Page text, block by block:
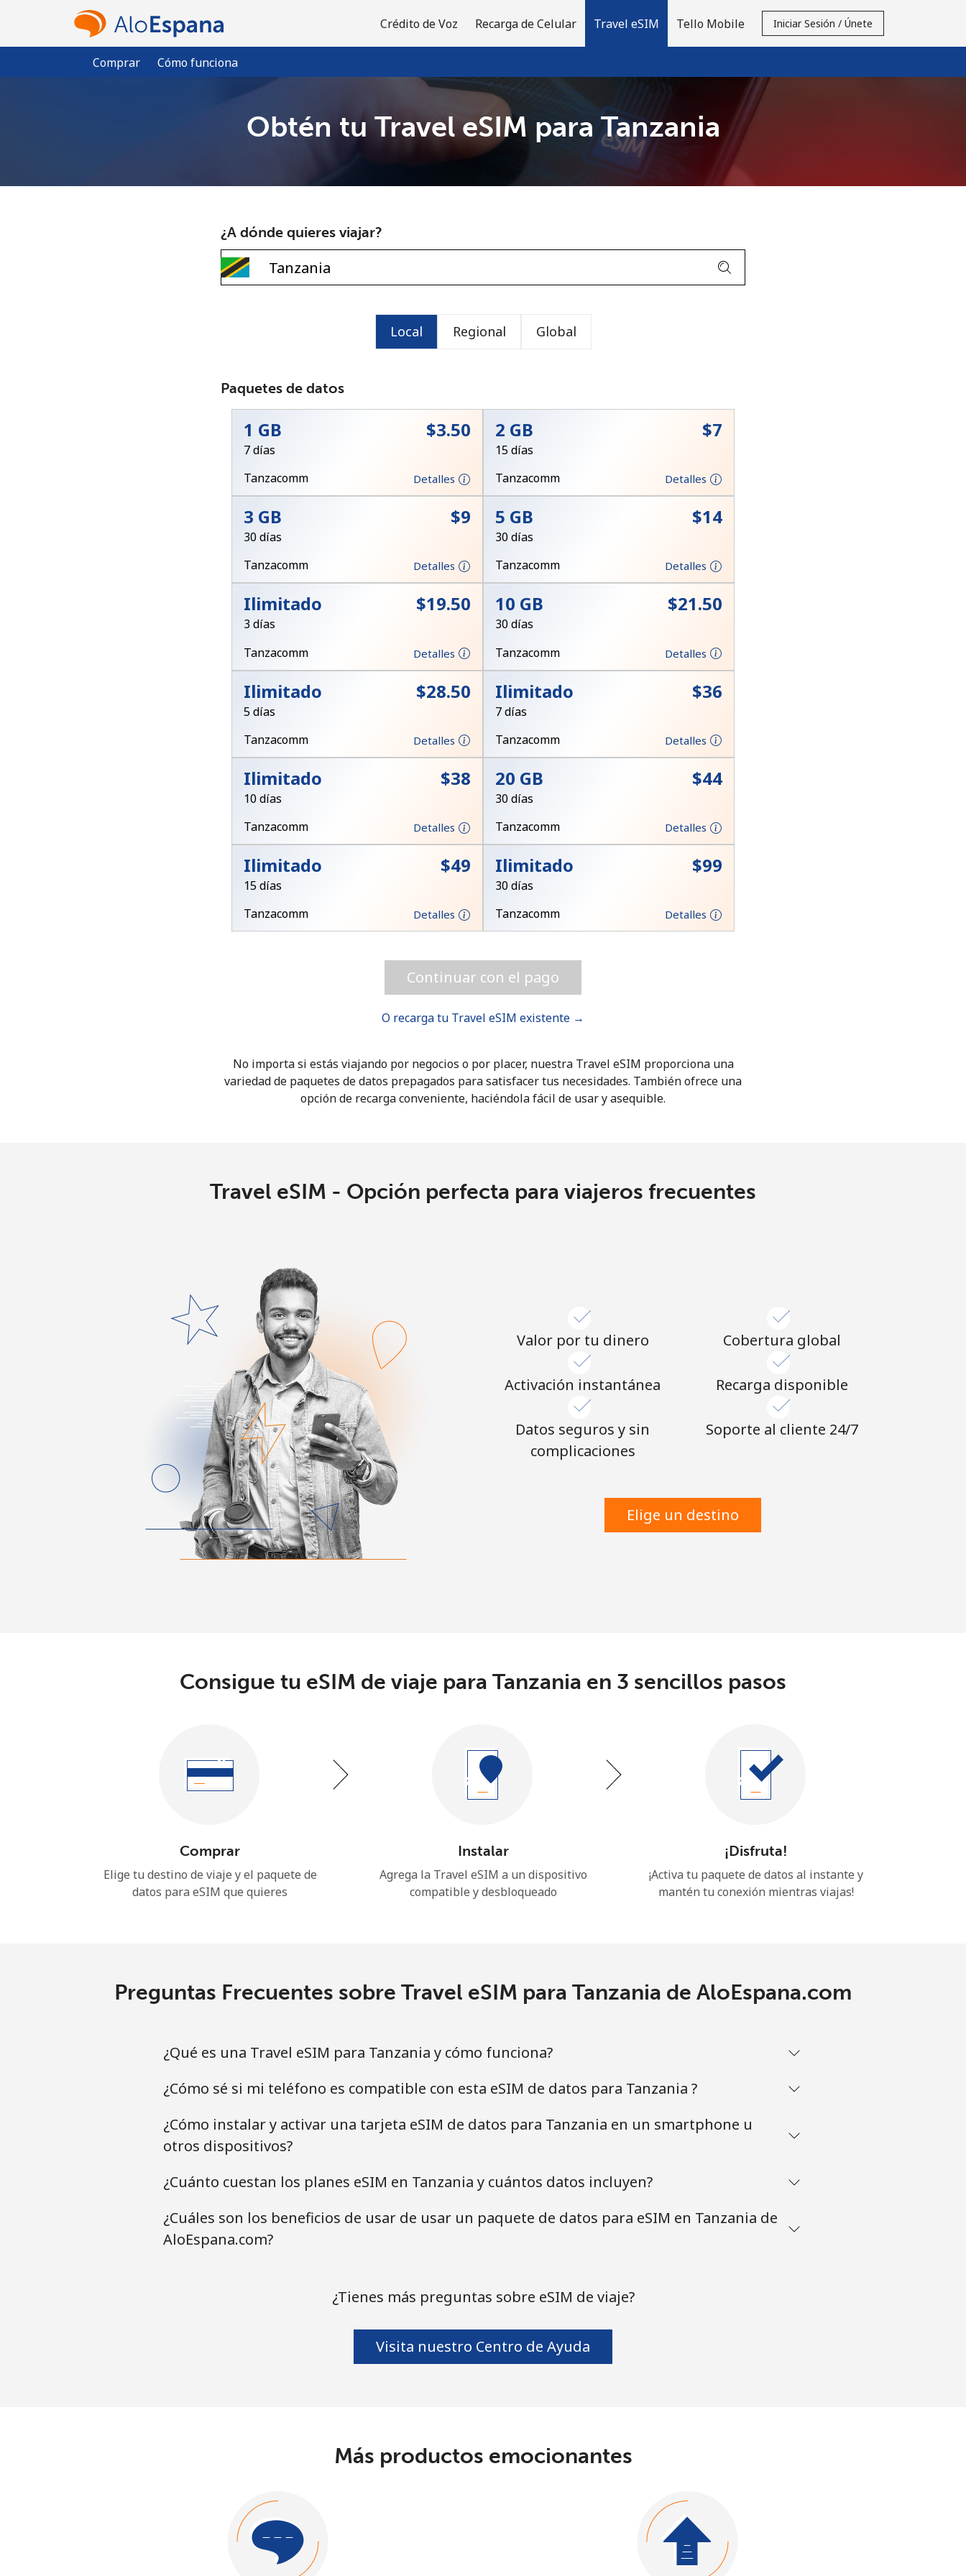
Crédito de Voz Recarga de Celular Travel eSIM
Comprar Cómo funciona
Tello Mobile Iniciar Sesión / Únete
¡Bienvenido!
Inicia sesión →
o
No se ha creado una contraseña
Mínimo 8 caracteres
Una letra mayúscula y una minúscula
Mantente en contacto para recibir nuestras mejores
Al abrir una cuenta en este sitio web, estoy de
¡Hola!
¿Olvidaste tu contraseña? →
Obtén tu Travel eSIM para Tanzania
¿A dónde quieres viajar?
Local Regional Global
Paquetes de datos
1 GB ⁦$3.50⁩
7 días
Tanzacomm
Detalles
2 GB ⁦$7⁩
15 días
Tanzacomm
Detalles
3 GB ⁦$9⁩
30 días
Tanzacomm
Detalles
5 GB ⁦$14⁩
30 días
Tanzacomm
Detalles
Ilimitado ⁦$19.50⁩
3 días
Tanzacomm
Detalles
10 GB ⁦$21.50⁩
30 días
Tanzacomm
Detalles
Ilimitado ⁦$28.50⁩
5 días
Tanzacomm
Detalles
Ilimitado ⁦$36⁩
7 días
Tanzacomm
Detalles
Ilimitado ⁦$38⁩
10 días
Tanzacomm
Detalles
20 GB ⁦$44⁩
30 días
Tanzacomm
Detalles
Ilimitado ⁦$49⁩
15 días
Tanzacomm
Detalles
Ilimitado ⁦$99⁩
30 días
Tanzacomm
Detalles
Continuar con el pago
O recarga tu Travel eSIM existente →
No importa si estás viajando por negocios o por placer, nuestra Travel eSIM proporciona una
variedad de paquetes de datos prepagados para satisfacer tus necesidades. También ofrece una
opción de recarga conveniente, haciéndola fácil de usar y asequible.
Travel eSIM - Opción perfecta para viajeros frecuentes
Valor por tu dinero
Activación instantánea
Datos seguros y sin
complicaciones
Cobertura global
Recarga disponible
Soporte al cliente 24/7
Elige un destino
Consigue tu eSIM de viaje para Tanzania en 3 sencillos pasos
Comprar
Elige tu destino de viaje y el paquete de
datos para eSIM que quieres
Instalar
Agrega la Travel eSIM a un dispositivo
compatible y desbloqueado
¡Disfruta!
¡Activa tu paquete de datos al instante y
mantén tu conexión mientras viajas!
Preguntas Frecuentes sobre Travel eSIM para Tanzania de AloEspana.com
¿Qué es una Travel eSIM para Tanzania y cómo funciona?
¿Cómo sé si mi teléfono es compatible con esta eSIM de datos para Tanzania ?
¿Cómo instalar y activar una tarjeta eSIM de datos para Tanzania en un smartphone u
otros dispositivos?
¿Cuánto cuestan los planes eSIM en Tanzania y cuántos datos incluyen?
¿Cuáles son los beneficios de usar de usar un paquete de datos para eSIM en Tanzania de
AloEspana.com?
¿Tienes más preguntas sobre eSIM de viaje?
Visita nuestro Centro de Ayuda
Más productos emocionantes